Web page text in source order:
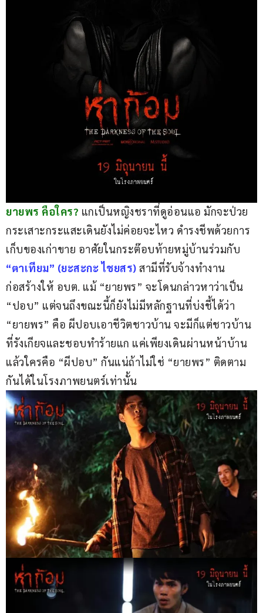
ยายพร คือใคร? แกเป็นหญิงชราที่ดูอ่อนแอ มักจะป่วย
กระเสาะกระแสะเดินยังไม่ค่อยจะไหว ดำรงชีพด้วยการ
เก็บของเก่าขาย อาศัยในกระต๊อบท้ายหมู่บ้านร่วมกับ
“ตาเทียม” (ยะสะกะ ไชยสร) สามีที่รับจ้างทำงาน
ก่อสร้างให้ อบต. แม้ “ยายพร” จะโดนกล่าวหาว่าเป็น
“ปอบ” แต่จนถึงขณะนี้ก็ยังไม่มีหลักฐานที่บ่งชี้ได้ว่า
“ยายพร” คือ ผีปอบเอาชีวิตชาวบ้าน จะมีก็แต่ชาวบ้าน
ที่รังเกียจและชอบทำร้ายแก แค่เพียงเดินผ่านหน้าบ้าน
แล้วใครคือ “ผีปอบ” กันแน่ถ้าไม่ใช่ “ยายพร” ติดตาม
กันได้ในโรงภาพยนตร์เท่านั้น